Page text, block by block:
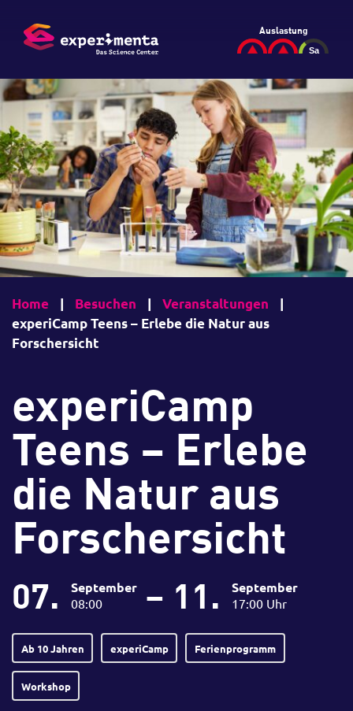
Auslastung
Home | Besuchen | Veranstaltungen
|
experiCamp Teens – Erlebe die Natur aus
Forschersicht
experiCamp
Teens – Erlebe
die Natur aus
Forschersicht
07. September
08:00 – 11. September
17:00 Uhr
Ab 10 Jahren experiCamp Ferienprogramm
Workshop